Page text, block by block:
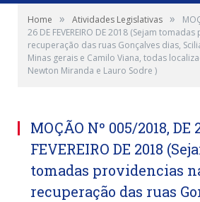
Home » Atividades Legislativas »
26 DE FEVEREIRO DE 2018 (Sejam
recuperação das ruas Gonçalves dias,
Minas gerais e Camilo Viana, todas
Newton Miranda e Lauro Sodre )
MOÇÃO Nº 005/2018, DE
FEVEREIRO DE 2018
tomadas providencias
recuperação das ruas